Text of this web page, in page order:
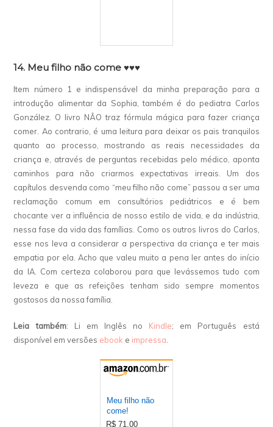
14. Meu filho não come♥♥♥
Item número 1 e indispensável da minha preparação para a
introdução alimentar da Sophia, também é do pediatra Carlos
González. O livro NÃO traz fórmula mágica para fazer criança
comer. Ao contrario, é uma leitura para deixar os pais tranquilos
quanto ao processo, mostrando as reais necessidades da
criança e, através de perguntas recebidas pelo médico, aponta
caminhos para não criarmos expectativas irreais. Um dos
capítulos desvenda como “meu filho não come” passou a ser uma
reclamação comum em consultórios pediátricos e é bem
chocante ver a influência de nosso estilo de vida, e da indústria,
nessa fase da vida das famílias. Como os outros livros do Carlos,
esse nos leva a considerar a perspectiva da criança e ter mais
empatia por ela. Acho que valeu muito a pena ler antes do início
da IA. Com certeza colaborou para que levássemos tudo com
leveza e que as refeições tenham sido sempre momentos
gostosos da nossa família.
Leia também: Li em Inglês no Kindle; em Português está
disponível em versões ebook e impressa